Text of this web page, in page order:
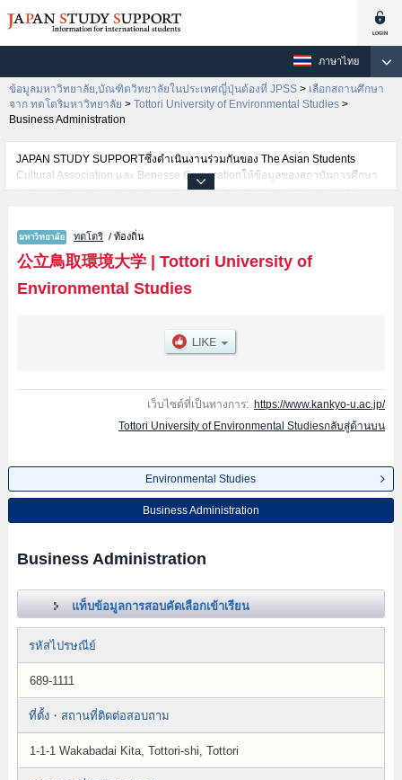
ภาษาไทย
ข้อมูลมหาวิทยาลัย,บัณฑิตวิทยาลัยในประเทศญี่ปุ่นต้องที่ JPSS > เลือกสถานศึกษา
จาก ทตโตริมหาวิทยาลัย > Tottori University of Environmental Studies >
Business Administration
JAPAN STUDY SUPPORTซึ่งดำเนินงานร่วมกันของ The Asian Students
Cultural Association และ Benesse Corporationให้ข้อมูลของสถาบันการศึกษา
ระดับมหาวิทยาลัย・บัณฑิตวิทยาลัย・วิทยาลัยระดับอนุปริญญา・วิทยาลัย
จำเป็นสำหรับนักศึกษาต่างชาติเช่นข้อมูลของแต่ละคณะ,ข้อมูลการสอบคัดเลือก
เข้าศึกษาเช่นจำนวนคนที่รับสมัครหรือจำนวนคนที่ผ่านการสอบคัดเลือก
เป็นต้น,แนะนำสถานที่,การเดินทางเป็นต้นไว้ด้วยดังนั้นขอเชิญใช้บริการค้นหา
ข้อมูลตามอัธยาศัย
ทตโตริ / ท้องถิ่น
公立鳥取環境大学| Tottori University of
Environmental Studies
เว็บไซต์ที่เป็นทางการ: https://www.kankyo-u.ac.jp/
Tottori University of Environmental Studiesกลับสู่ด้านบน
Environmental Studies
Business Administration
Business Administration
แท็บข้อมูลการสอบคัดเลือกเข้าเรียน
รหัสไปรษณีย์
689-1111
ที่ตั้ง・สถานที่ติดต่อสอบถาม
1-1-1 Wakabadai Kita, Tottori-shi, Tottori